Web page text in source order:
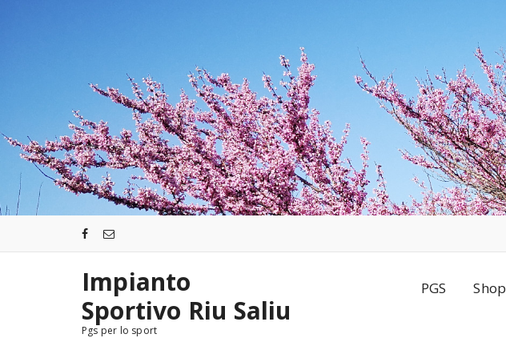
Impianto
Sportivo Riu Saliu
Pgs per lo sport
PGS Shop